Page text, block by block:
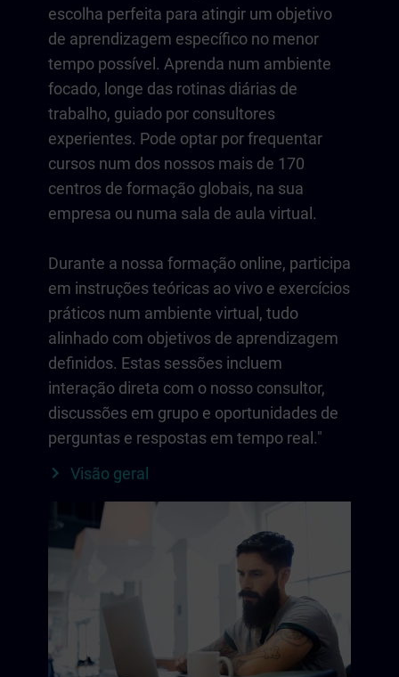
escolha perfeita para atingir um objetivo
de aprendizagem específico no menor
tempo possível. Aprenda num ambiente
focado, longe das rotinas diárias de
trabalho, guiado por consultores
experientes. Pode optar por frequentar
cursos num dos nossos mais de 170
centros de formação globais, na sua
empresa ou numa sala de aula virtual.
Durante a nossa formação online, participa
em instruções teóricas ao vivo e exercícios
práticos num ambiente virtual, tudo
alinhado com objetivos de aprendizagem
definidos. Estas sessões incluem
interação direta com o nosso consultor,
discussões em grupo e oportunidades de
perguntas e respostas em tempo real."
Visão geral